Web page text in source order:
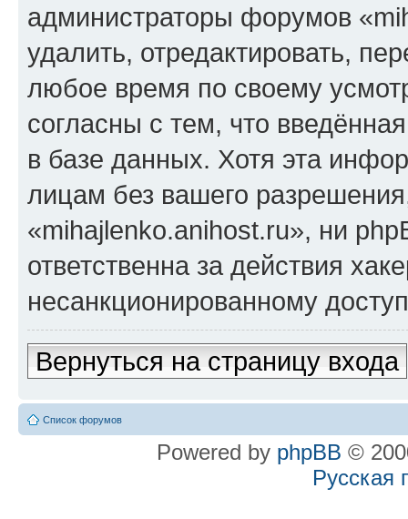
администраторы форумов
удалить, отредактировать,
любое время по своему
согласны с тем, что
в базе данных. Хотя эта
лицам без вашего
«mihajlenko.anihost.ru», ни
ответственна за действия
несанкционированному
Вернуться на страницу входа
Список форумов
Powered by phpBB ©
Русская